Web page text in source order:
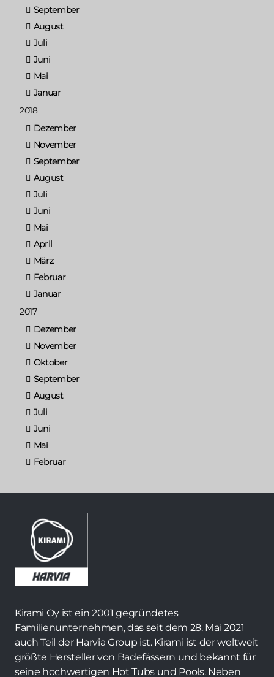
September
August
Juli
Juni
Mai
Januar
2018
Dezember
November
September
August
Juli
Juni
Mai
April
März
Februar
Januar
2017
Dezember
November
Oktober
September
August
Juli
Juni
Mai
Februar
Kirami Oy ist ein 2001 gegründetes
Familienunternehmen, das seit dem 28. Mai 2021
auch Teil der Harvia Group ist. Kirami ist der weltweit
größte Hersteller von Badefässern und bekannt für
seine hochwertigen Hot Tubs und Pools. Neben